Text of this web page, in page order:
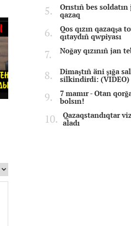
Orıstıñ bes
qazaq
Qos qızın qazaqşa
qıtaydıñ qwpiyası
Noğay qızınıñ jan
Dimaştıñ äni şığa
silkindirdi: (VIDEO)
7 mamır - Otan
bolsın!
Qazaqstandıqtar
aladı